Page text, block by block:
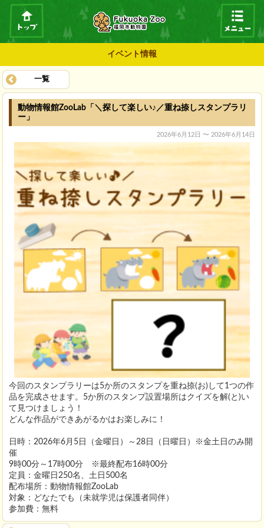
イベント情報
一覧
動物情報館ZooLab「＼探して楽しい♪／重ね捺しスタンプラリ
ー」
2026年6月12日 〜 2026年6月14日
今回のスタンプラリーは5か所のスタンプを重ね捺(お)して1つの作
品を完成させます。5か所のスタンプ設置場所はクイズを解(と)い
て見つけましょう！
どんな作品ができあがるかはお楽しみに！
日時：2026年6月5日（金曜日）～28日（日曜日）※金土日のみ開
催
9時00分～17時00分 ※最終配布16時00分
定員：金曜日250名、土日500名
配布場所：動物情報館ZooLab
対象：どなたでも（未就学児は保護者同伴）
参加費：無料